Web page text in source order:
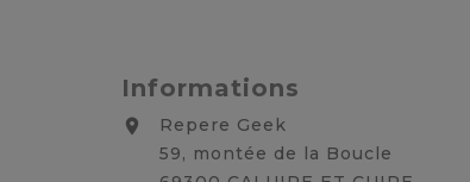
Informations

Repere Geek
59, montée de la Boucle